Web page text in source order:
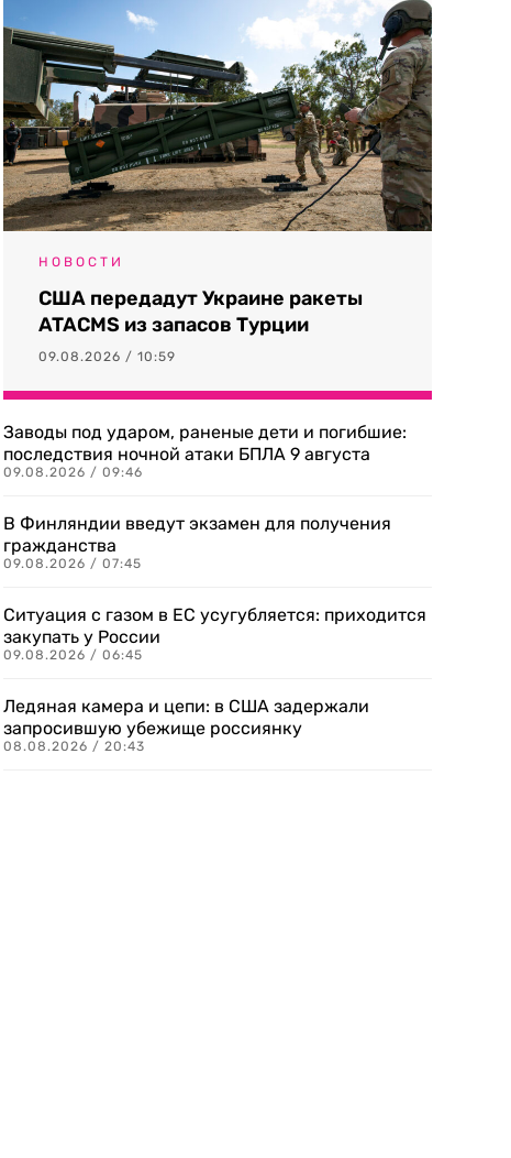
НОВОСТИ
США передадут Украине ракеты
ATACMS из запасов Турции
09.08.2026 / 10:59
Заводы под ударом, раненые дети и погибшие:
последствия ночной атаки БПЛА 9 августа
09.08.2026 / 09:46
В Финляндии введут экзамен для получения
гражданства
09.08.2026 / 07:45
Ситуация с газом в ЕС усугубляется: приходится
закупать у России
09.08.2026 / 06:45
Ледяная камера и цепи: в США задержали
запросившую убежище россиянку
08.08.2026 / 20:43